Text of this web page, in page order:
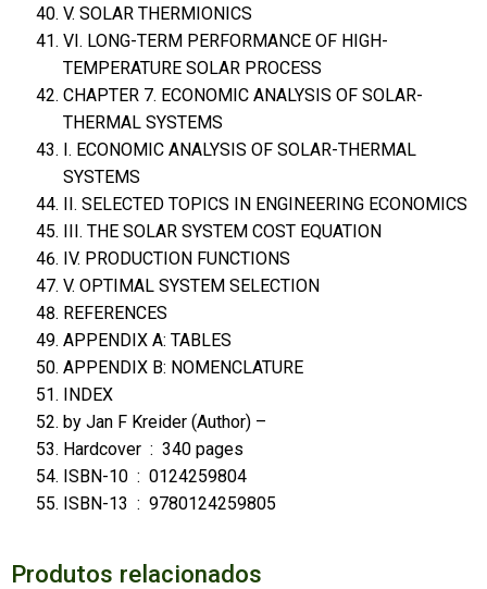
V. SOLAR THERMIONICS
VI. LONG-TERM PERFORMANCE OF HIGH-
TEMPERATURE SOLAR PROCESS
CHAPTER 7. ECONOMIC ANALYSIS OF SOLAR-
THERMAL SYSTEMS
I. ECONOMIC ANALYSIS OF SOLAR-THERMAL
SYSTEMS
II. SELECTED TOPICS IN ENGINEERING ECONOMICS
III. THE SOLAR SYSTEM COST EQUATION
IV. PRODUCTION FUNCTIONS
V. OPTIMAL SYSTEM SELECTION
REFERENCES
APPENDIX A: TABLES
APPENDIX B: NOMENCLATURE
INDEX
by Jan F Kreider (Author) –
Hardcover ‏ : ‎ 340 pages
ISBN-10 ‏ : ‎ 0124259804
ISBN-13 ‏ : ‎ 9780124259805
Produtos relacionados